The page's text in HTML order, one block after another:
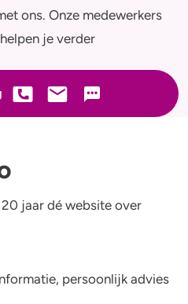
ons. Onze medewerkers
je verder
jaar dé website over
persoonlijk advies